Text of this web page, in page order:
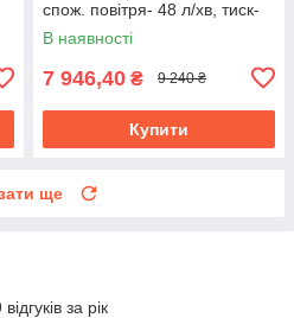
спож. повітря- 48 л/хв, тиск-
6.3 Bar, 13 голок YT-09913
В наявності
7 946,40 ₴ 9 240 ₴
Купити
ще
за рік